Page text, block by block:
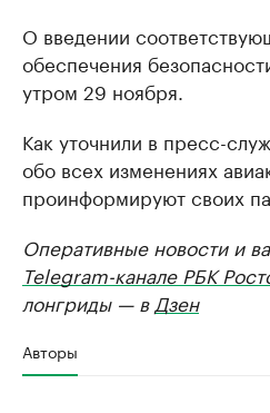
О введении
обеспечения
утром 29 ноября.
Как уточнили в пресс-
обо всех изменениях
проинформируют своих
Оперативные новости и
Telegram-канале РБК
лонгриды — в Дзен
Авторы